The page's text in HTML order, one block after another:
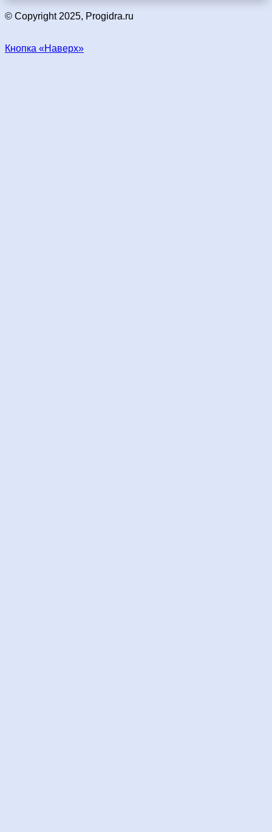
© Copyright 2025, Progidra.ru
Кнопка «Наверх»